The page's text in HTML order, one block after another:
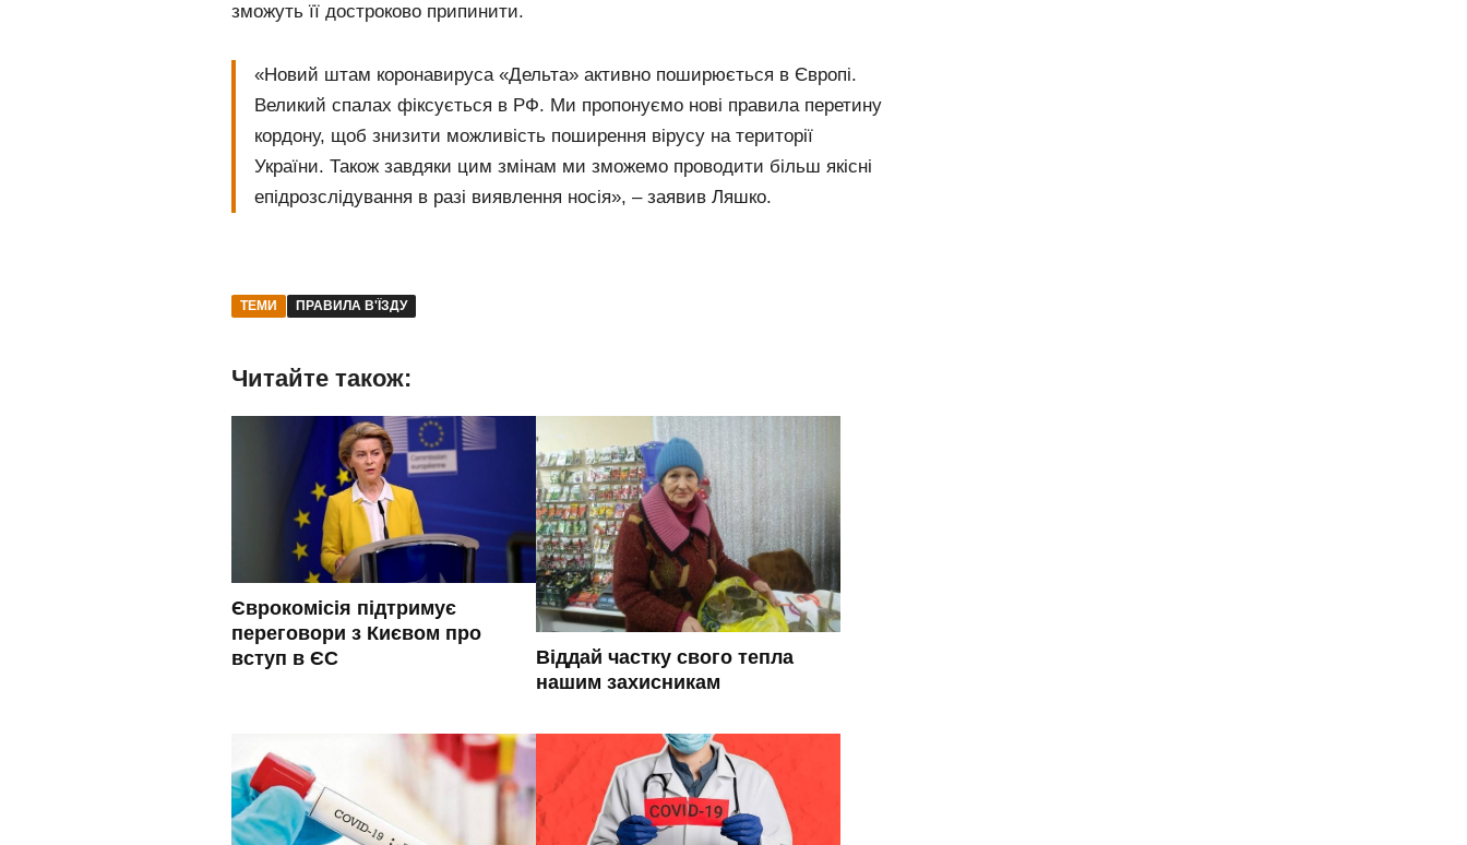
зможуть її достроково припинити.
«Новий штам коронавируса «Дельта» активно поширюється в Європі.
Великий спалах фіксується в РФ. Ми пропонуємо нові правила перетину
кордону, щоб знизити можливість поширення вірусу на території
України. Також завдяки цим змінам ми зможемо проводити більш якісні
епідрозслідування в разі виявлення носія», – заявив Ляшко.
ТЕМИ ПРАВИЛА В'ЇЗДУ
Читайте також:
Єврокомісія підтримує
переговори з Києвом про
вступ в ЄС
Віддай частку свого тепла
нашим захисникам